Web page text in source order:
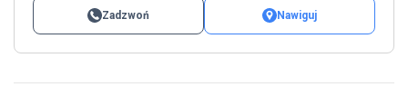
Zadzwoń Nawiguj